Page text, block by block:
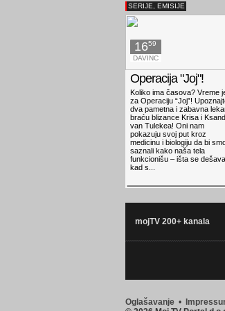
Weird World of
Gumball - Season 1
18:30
fiction
SERIJE, EMISIJE
1659
DAVINC
Operacija "Joj"!
Koliko ima časova? Vreme
za Operaciju “Joj”!
dva pametna i zabavna
braću blizance Krisa i
van Tulekea! Oni nam
pokazuju svoj put kroz
medicinu i biologiju da bi
saznali kako naša tela
funkcionišu – išta se dešava
kad s...
mojTV 200+ kanala
Oglašavanje•